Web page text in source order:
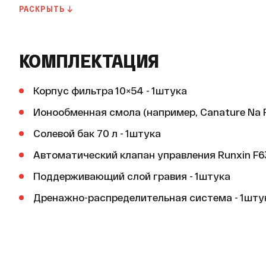
Срок службы: 5 лет.
Срок службы, лет
РАСКРЫТЬ ↓
КОМПЛЕКТАЦИЯ
Корпус фильтра 10×54 - 1штука
Ионообменная смола (например, Canature Na
Солевой бак 70 л - 1штука
Автоматический клапан управления Runxin
Поддерживающий слой гравия - 1штука
Дренажно-распределительная система -